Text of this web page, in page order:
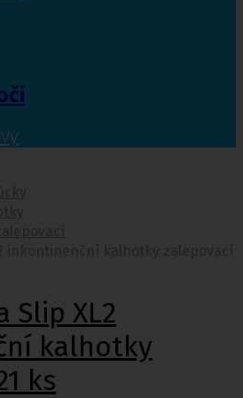
Slip XL2
kalhotky
ks